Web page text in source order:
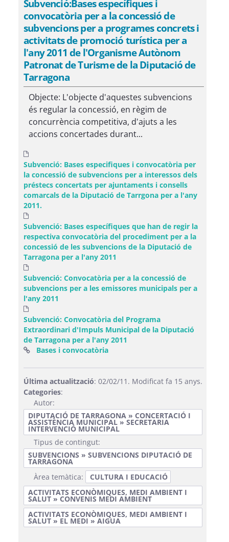
Subvenció:Bases específiques i
convocatòria per a la concessió de
subvencions per a programes concrets i
activitats de promoció turística per a
l'any 2011 de l'Organisme Autònom
Patronat de Turisme de la Diputació de
Tarragona
Objecte: L'objecte d'aquestes subvencions
és regular la concessió, en règim de
concurrència competitiva, d'ajuts a les
accions concertades durant...
Subvenció: Bases especifiques i convocatòria per
la concessió de subvencions per a interessos dels
préstecs concertats per ajuntaments i consells
comarcals de la Diputació de Tarrgona per a l'any
2011.
Subvenció: Bases específiques que han de regir la
respectiva convocatòria del procediment per a la
concessió de les subvencions de la Diputació de
Tarragona per a l'any 2011
Subvenció: Convocatòria per a la concessió de
subvencions per a les emissores municipals per a
l'any 2011
Subvenció: Convocatòria del Programa
Extraordinari d'Impuls Municipal de la Diputació
de Tarragona per a l'any 2011
Bases i convocatòria(Obre una finestra nova)
Última actualització: 02/02/11. Modificat fa 15 anys.
Categories:
Autor:
DIPUTACIÓ DE TARRAGONA » CONCERTACIÓ I
ASSISTÈNCIA MUNICIPAL » SECRETARIA
INTERVENCIÓ MUNICIPAL
Tipus de contingut:
SUBVENCIONS » SUBVENCIONS DIPUTACIÓ DE
TARRAGONA
Àrea temàtica:
CULTURA I EDUCACIÓ
ACTIVITATS ECONÒMIQUES, MEDI AMBIENT I
SALUT » CONVENIS MEDI AMBIENT
ACTIVITATS ECONÒMIQUES, MEDI AMBIENT I
SALUT » EL MEDI » AIGUA